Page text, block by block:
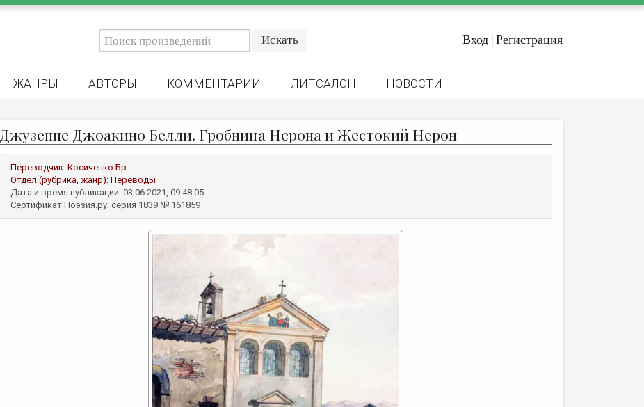
Вход | Регистрация
ЖАНРЫ АВТОРЫ КОММЕНТАРИИ ЛИТСАЛОН НОВОСТИ
Джузеппе Джоакино Белли. Гробница Нерона и Жестокий Нерон
Переводчик: Косиченко Бр
Отдел (рубрика, жанр): Переводы
Дата и время публикации: 03.06.2021, 09:48:05
Сертификат Поэзия.ру: серия 1839 № 161859